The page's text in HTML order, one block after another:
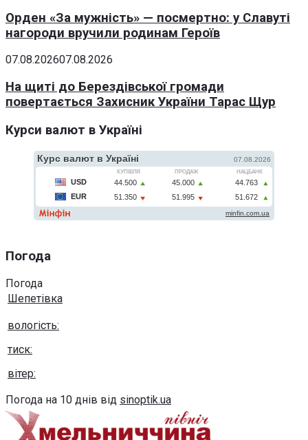
Орден «За мужність» — посмертно: у Славуті
нагороди вручили родинам Героїв
07.08.202607.08.2026
На щиті до Берездівської громади
повертається Захисник України Тарас Щур
Курси валют в Україні
Погода
Погода
Шепетівка
вологість:
тиск:
вітер:
Погода на 10 днів від sinoptik.ua